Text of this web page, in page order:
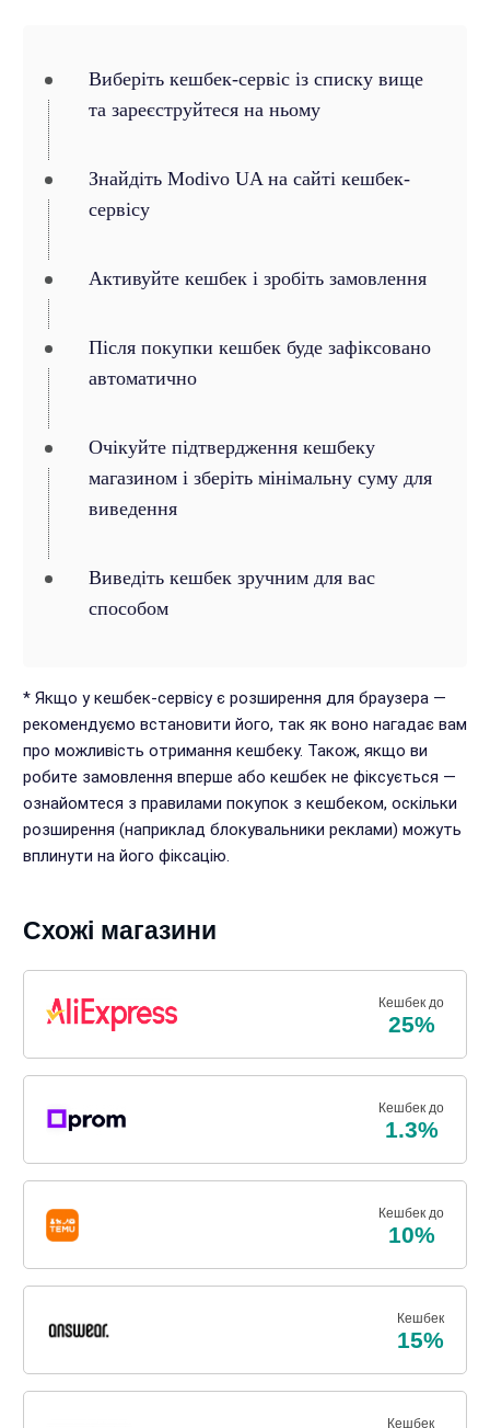
Виберіть кешбек-сервіс із списку вище
та зареєструйтеся на ньому
Знайдіть Modivo UA на сайті кешбек-
сервісу
Активуйте кешбек і зробіть замовлення
Після покупки кешбек буде зафіксовано
автоматично
Очікуйте підтвердження кешбеку
магазином і зберіть мінімальну суму для
виведення
Виведіть кешбек зручним для вас
способом
* Якщо у кешбек-сервісу є розширення для браузера —
рекомендуємо встановити його, так як воно нагадає вам
про можливість отримання кешбеку. Також, якщо ви
робите замовлення вперше або кешбек не фіксується —
ознайомтеся з правилами покупок з кешбеком, оскільки
розширення (наприклад блокувальники реклами) можуть
вплинути на його фіксацію.
Схожі магазини
Кешбек до
25%
Кешбек до
1.3%
Кешбек до
10%
Кешбек
15%
Кешбек